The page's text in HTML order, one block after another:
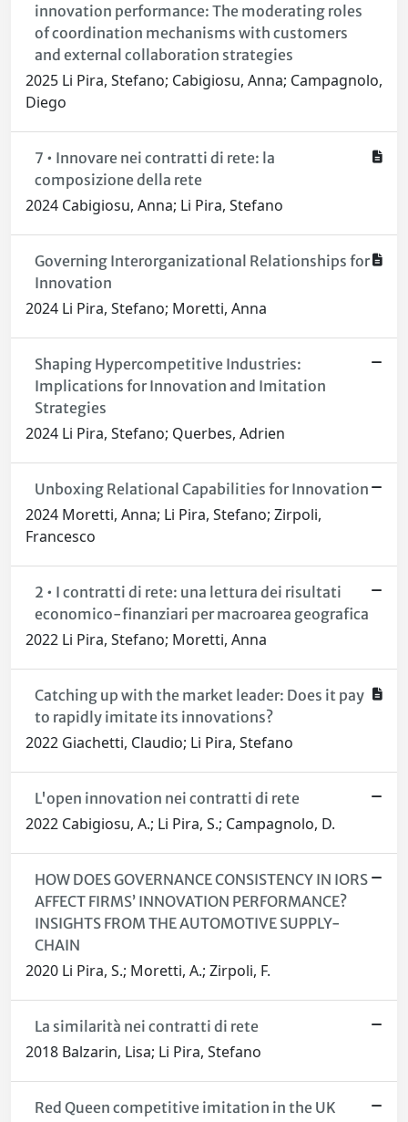
innovation performance: The moderating roles
of coordination mechanisms with customers
and external collaboration strategies
2025 Li Pira, Stefano; Cabigiosu, Anna; Campagnolo,
Diego
7 • Innovare nei contratti di rete: la
composizione della rete
2024 Cabigiosu, Anna; Li Pira, Stefano
Governing Interorganizational Relationships for
Innovation
2024 Li Pira, Stefano; Moretti, Anna
Shaping Hypercompetitive Industries:
Implications for Innovation and Imitation
Strategies
2024 Li Pira, Stefano; Querbes, Adrien
Unboxing Relational Capabilities for Innovation
2024 Moretti, Anna; Li Pira, Stefano; Zirpoli,
Francesco
2 • I contratti di rete: una lettura dei risultati
economico-finanziari per macroarea geografica
2022 Li Pira, Stefano; Moretti, Anna
Catching up with the market leader: Does it pay
to rapidly imitate its innovations?
2022 Giachetti, Claudio; Li Pira, Stefano
L'open innovation nei contratti di rete
2022 Cabigiosu, A.; Li Pira, S.; Campagnolo, D.
HOW DOES GOVERNANCE CONSISTENCY IN IORS
AFFECT FIRMS’ INNOVATION PERFORMANCE?
INSIGHTS FROM THE AUTOMOTIVE SUPPLY-
CHAIN
2020 Li Pira, S.; Moretti, A.; Zirpoli, F.
La similarità nei contratti di rete
2018 Balzarin, Lisa; Li Pira, Stefano
Red Queen competitive imitation in the UK